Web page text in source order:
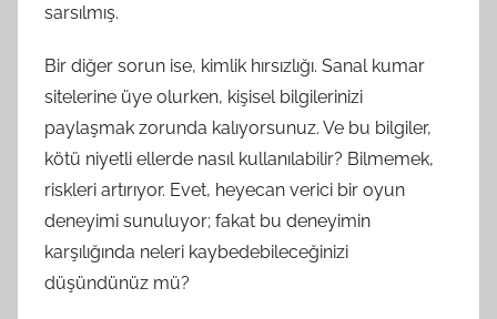
sarsılmış.
Bir diğer sorun ise, kimlik hırsızlığı. Sanal kumar
sitelerine üye olurken, kişisel bilgilerinizi
paylaşmak zorunda kalıyorsunuz. Ve bu bilgiler,
kötü niyetli ellerde nasıl kullanılabilir? Bilmemek,
riskleri artırıyor. Evet, heyecan verici bir oyun
deneyimi sunuluyor; fakat bu deneyimin
karşılığında neleri kaybedebileceğinizi
düşündünüz mü?